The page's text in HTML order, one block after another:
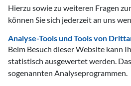
Hierzu sowie zu weiteren Fragen
können Sie sich jederzeit an uns
Analyse-Tools und Tools von
Beim Besuch dieser Website kann
statistisch ausgewertet werden.
sogenannten Analyseprogrammen.